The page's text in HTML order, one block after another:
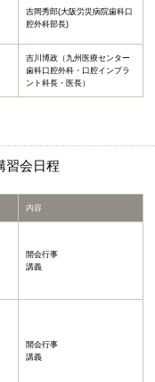
吉岡秀郎(大阪労災病院歯科口
腔外科部長)
吉川博政（九州医療センター
歯科口腔外科・口腔インプラ
ント科長・医長）
習会日程
内容
開会行事
講義
開会行事
講義